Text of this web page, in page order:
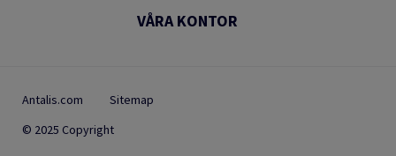
VÅRA KONTOR
Antalis.com
Sitemap
© 2025 Copyright